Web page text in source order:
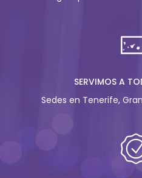
SERVIMOS A
Sedes en Tenerife,